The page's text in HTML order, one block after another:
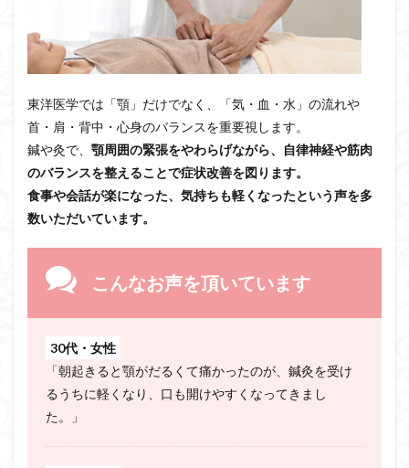
東洋医学では「顎」だけでなく、「気・血・水」の流れや
首・肩・背中・心身のバランスを重要視します。
鍼や灸で、 顎周囲の緊張をやわらげながら、自律神経や筋肉
のバランスを整えることで症状改善を図ります。
食事や会話が楽になった、気持ちも軽くなったという声を多
数いただいています。
こんなお声を頂いています
30代・女性
「朝起きると顎がだるくて痛かったのが、鍼灸を受け
るうちに軽くなり、口も開けやすくなってきまし
た。」